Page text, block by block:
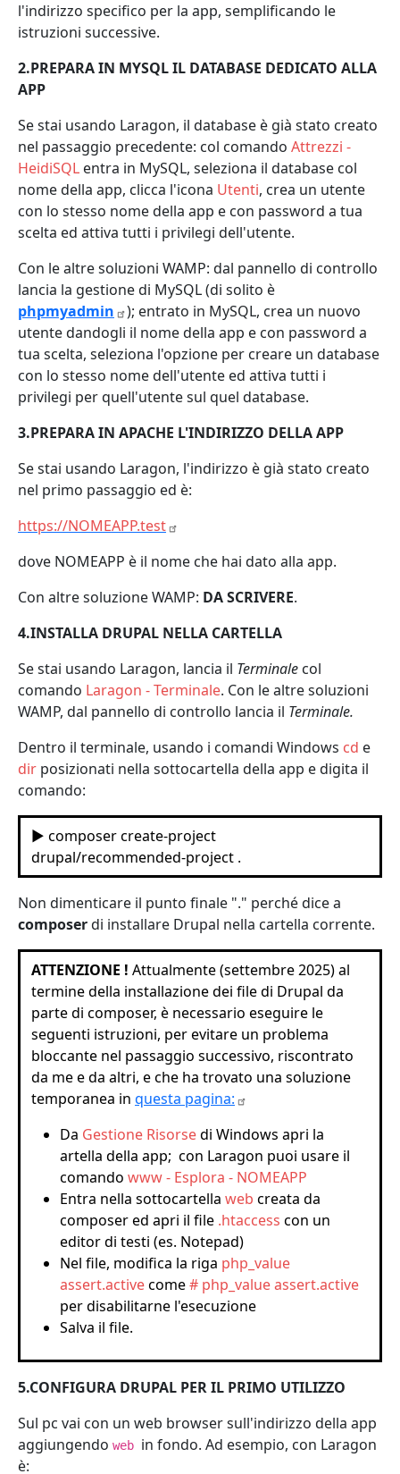
l'indirizzo specifico per la app, semplificando le
istruzioni successive.
2.PREPARA IN MYSQL IL DATABASE DEDICATO ALLA
APP
Se stai usando Laragon, il database è già stato creato
nel passaggio precedente: col comando Attrezzi -
HeidiSQL entra in MySQL, seleziona il database col
nome della app, clicca l'icona Utenti, crea un utente
con lo stesso nome della app e con password a tua
scelta ed attiva tutti i privilegi dell'utente.
Con le altre soluzioni WAMP: dal pannello di controllo
lancia la gestione di MySQL (di solito è
phpmyadmin
); entrato in MySQL, crea un nuovo
utente dandogli il nome della app e con password a
tua scelta, seleziona l'opzione per creare un database
con lo stesso nome dell'utente ed attiva tutti i
privilegi per quell'utente sul quel database.
3.PREPARA IN APACHE L'INDIRIZZO DELLA APP
Se stai usando Laragon, l'indirizzo è già stato creato
nel primo passaggio ed è:
https://NOMEAPP.test
dove NOMEAPP è il nome che hai dato alla app.
Con altre soluzione WAMP: DA SCRIVERE.
4.INSTALLA DRUPAL NELLA CARTELLA
Se stai usando Laragon, lancia il Terminale col
comando Laragon - Terminale. Con le altre soluzioni
WAMP, dal pannello di controllo lancia il Terminale.
Dentro il terminale, usando i comandi Windows cd e
dir posizionati nella sottocartella della app e digita il
comando:
▶️ composer create-project
drupal/recommended-project .
Non dimenticare il punto finale "." perché dice a
composerdi installare Drupal nella cartella corrente.
ATTENZIONE ! Attualmente (settembre 2025) al
termine della installazione dei file di Drupal da
parte di composer, è necessario eseguire le
seguenti istruzioni, per evitare un problema
bloccante nel passaggio successivo, riscontrato
da me e da altri, e che ha trovato una soluzione
temporanea in questa pagina:
Da Gestione Risorsedi Windows apri la
artella della app; con Laragon puoi usare il
comando www - Esplora - NOMEAPP
Entra nella sottocartella web creata da
composer ed apri il file .htaccess con un
editor di testi (es. Notepad)
Nel file, modifica la riga php_value
assert.activecome# php_value assert.active
per disabilitarne l'esecuzione
Salva il file.
5.CONFIGURA DRUPAL PER IL PRIMO UTILIZZO
Sul pc vai con un web browser sull'indirizzo della app
aggiungendo web in fondo. Ad esempio, con Laragon
è: